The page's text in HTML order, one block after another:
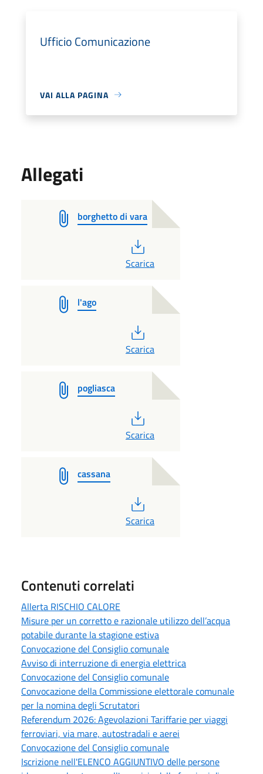
Ufficio Comunicazione
VAI ALLA PAGINA
Allegati
borghetto di vara
Scarica
l'ago
Scarica
pogliasca
Scarica
cassana
Scarica
Contenuti correlati
Allerta RISCHIO CALORE
Misure per un corretto e razionale utilizzo dell’acqua
potabile durante la stagione estiva
Convocazione del Consiglio comunale
Avviso di interruzione di energia elettrica
Convocazione del Consiglio comunale
Convocazione della Commissione elettorale comunale
per la nomina degli Scrutatori
Referendum 2026: Agevolazioni Tariffarie per viaggi
ferroviari, via mare, autostradali e aerei
Convocazione del Consiglio comunale
Iscrizione nell'ELENCO AGGIUNTIVO delle persone